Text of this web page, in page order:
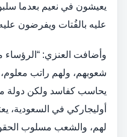
يعيشون في نعيم بعدما
عليه بالفُتات ويفرضون
وأضافت العنزي: “الرؤساء
شعوبهم، ولهم راتب
يحاسب كفاسد ولكن دولة
أوليجاركي في السعودية،
لهم، والشعب مسلوب